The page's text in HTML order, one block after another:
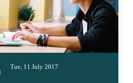
Tue, 11 July 2017